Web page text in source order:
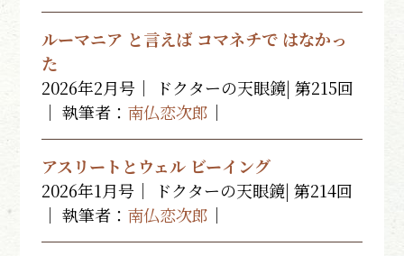
ルーマニア と言えば コマネチで はなかっ
た
2026年2月号｜ ドクターの天眼鏡| 第215回
｜ 執筆者： 南仏恋次郎 ｜
アスリートとウェル ビーイング
2026年1月号｜ ドクターの天眼鏡| 第214回
｜ 執筆者： 南仏恋次郎 ｜